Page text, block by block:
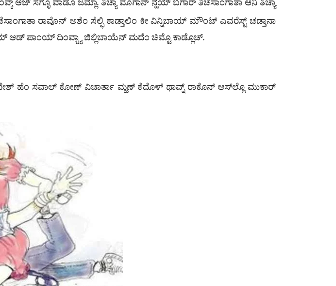
ಆಜ್ ಸಗ್ಳೊ ವಾಡೊ ಜಮ್ಲಾ. ತಿಚ್ಯಾ ಮೊಗಾನ್ ನ್ಹಯ್ ಬಗಾರ್ ತಿಚೆಸಾಂಗಾತಾ ಆನಿ ತಿಚ್ಯಾ
ರಾವೊನ್ ಅಶೆಂ ಸೆಲ್ಫಿ ಕಾಡ್ತಾಲಿಂ ಕೀ ವಿನ್ನಿಬಾಯ್ ಮೌಂಟ್ ಎವರೆಸ್ಟ್ ಚಡ್ತಾನಾ
ಆಡ್ ಪಾಂಯ್ ದಿಂವ್ಚ್ಯಾ ಜಿಲ್ಲಿಬಾಯೆನ್ ಮದೆಂ ಚಿಮ್ಟೊ ಕಾಡ್ಲೊಚ್.
ಹೆಂ ಸವಾಲ್ ಕೋಣ್ ವಿಚಾರ್ತಾ ಮ್ಹಣ್ ಕೆದೊಳ್ ಥಾವ್ನ್ ರಾಕೊನ್ ಆಸ್‌ಲ್ಲೊ ಮುಕಾರ್